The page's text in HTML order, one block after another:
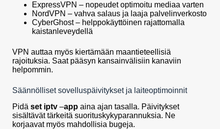
ExpressVPN – nopeudet optimoitu mediaa varten
NordVPN – vahva salaus ja laaja palvelinverkosto
CyberGhost – helppokäyttöinen rajattomalla
kaistanleveydellä
VPN auttaa myös kiertämään maantieteellisiä
rajoituksia. Saat pääsyn kansainvälisiin kanaviin
helpommin.
Säännölliset sovelluspäivitykset ja laiteoptimoinnit
Pidä set iptv –app aina ajan tasalla. Päivitykset
sisältävät tärkeitä suorituskykyparannuksia. Ne
korjaavat myös mahdollisia bugeja.